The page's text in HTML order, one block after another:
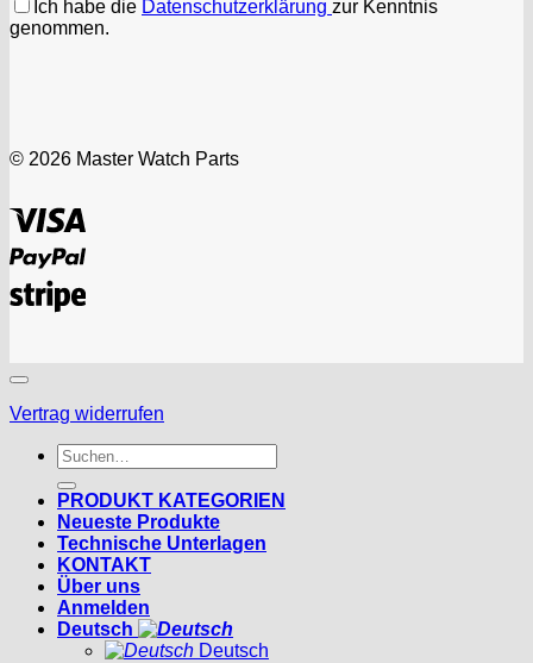
Ich habe die Datenschutzerklärung zur Kenntnis
genommen.
© 2026 Master Watch Parts
PayPal
Stripe
Vertrag widerrufen
Suchen
nach:
PRODUKT KATEGORIEN
Neueste Produkte
Technische Unterlagen
KONTAKT
Über uns
Anmelden
Deutsch
Deutsch